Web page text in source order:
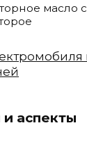
масло с
аспекты